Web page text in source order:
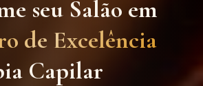
seu Salão em
de Excelência
Capilar